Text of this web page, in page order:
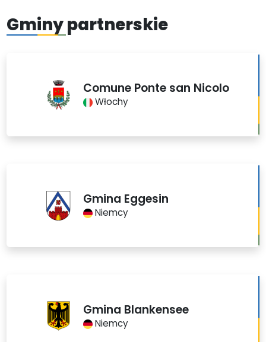
Gminy partnerskie
Comune Ponte san Nicolo
Włochy
Gmina Eggesin
Niemcy
Gmina Blankensee
Niemcy